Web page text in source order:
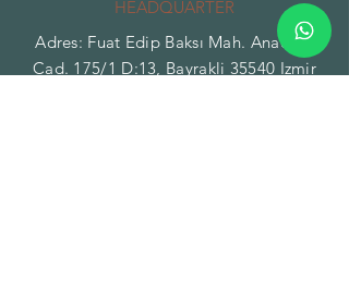
HEADQUARTER
Adres: Fuat Edip Baksı Mah. Anadolu
Cad. 175/1 D:13, Bayrakli 35540 Izmir